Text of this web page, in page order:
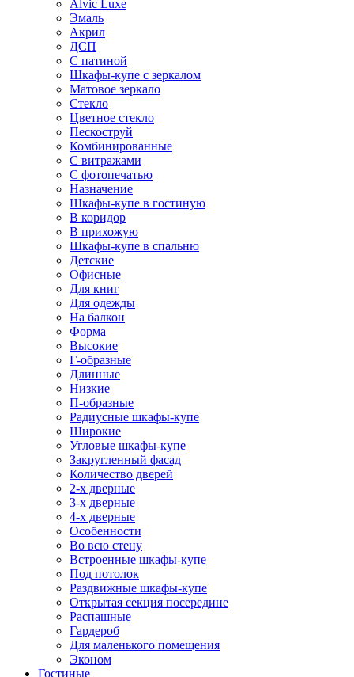
Alvic Luxe
Эмаль
Акрил
ДСП
С патиной
Шкафы-купе с зеркалом
Матовое зеркало
Стекло
Цветное стекло
Пескоструй
Комбинированные
С витражами
С фотопечатью
Назначение
Шкафы-купе в гостиную
В коридор
В прихожую
Шкафы-купе в спальню
Детские
Офисные
Для книг
Для одежды
На балкон
Форма
Высокие
Г-образные
Длинные
Низкие
П-образные
Радиусные шкафы-купе
Широкие
Угловые шкафы-купе
Закругленный фасад
Количество дверей
2-х дверные
3-х дверные
4-х дверные
Особенности
Во всю стену
Встроенные шкафы-купе
Под потолок
Раздвижные шкафы-купе
Открытая секция посередине
Распашные
Гардероб
Для маленького помещения
Эконом
Гостиные